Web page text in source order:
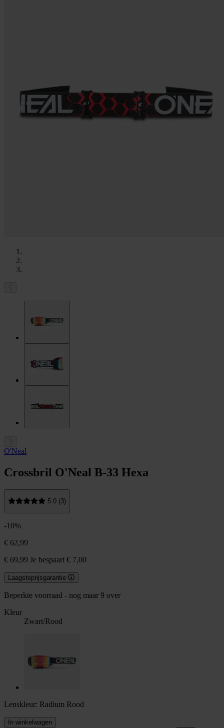
O'Neal
Crossbril O'Neal B-33 Hexa
5.0 (3)
-10%
€ 62,99
€ 69,99 Je bespaart € 7,00
Laagsteprijsgarantie
Beperkte voorraad - nog maar 9 over
Kleur
Zwart/Rood
Lenskleur: Radium Rood
In winkelwagen